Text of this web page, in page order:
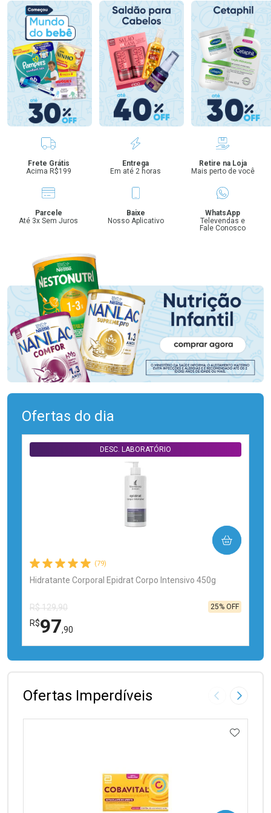
Benefícios
Frete Grátis
Acima R$199
Entrega
Em até 2 horas
Retire na Loja
Mais perto de você
Parcele
Até 3x Sem Juros
Baixe
Nosso Aplicativo
WhatsApp
Televendas e
Fale Conosco
Ofertas do dia
(79)
Hidratante Corporal Epidrat Corpo Intensivo 450g
DESC. LABORATÓRIO
R$ 129,90
R$97,90
25% OFF
COMPRAR
FECHAR
FECHAR
Ofertas Imperdíveis Imagem